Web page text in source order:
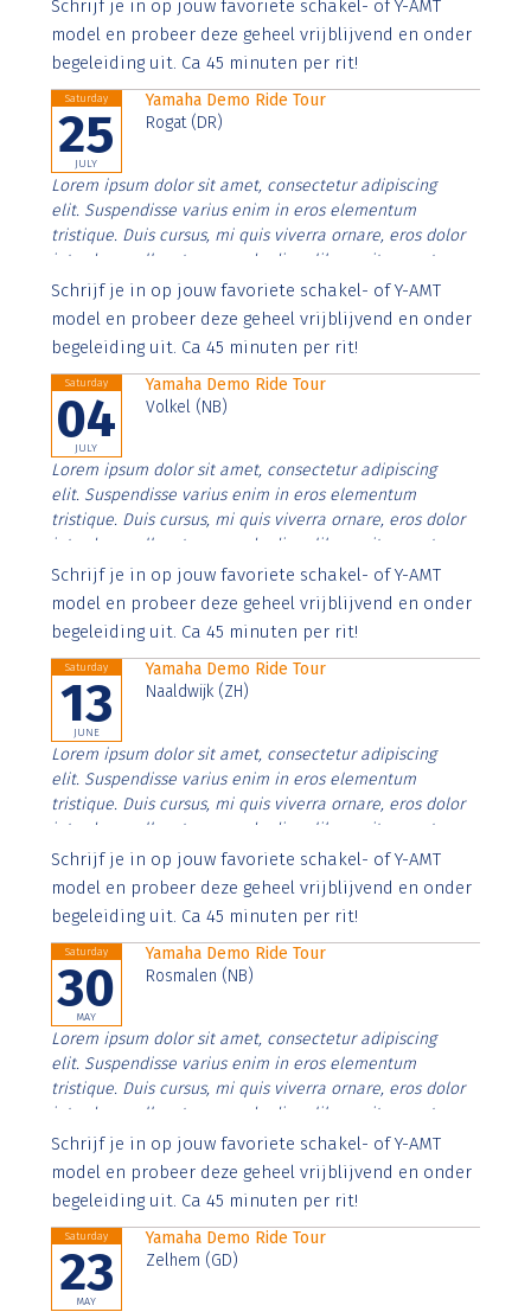
imperdiet. Nunc ut sem vitae risus tristique posuere.
Schrijf je in op jouw favoriete schakel- of Y-AMT
model en probeer deze geheel vrijblijvend en onder
begeleiding uit. Ca 45 minuten per rit!
Saturday
25
JULY
Yamaha Demo Ride Tour
Rogat (DR)
Lorem ipsum dolor sit amet, consectetur adipiscing
elit. Suspendisse varius enim in eros elementum
tristique. Duis cursus, mi quis viverra ornare, eros dolor
interdum nulla, ut commodo diam libero vitae erat.
Aenean faucibus nibh et justo cursus id rutrum lorem
imperdiet. Nunc ut sem vitae risus tristique posuere.
Schrijf je in op jouw favoriete schakel- of Y-AMT
model en probeer deze geheel vrijblijvend en onder
begeleiding uit. Ca 45 minuten per rit!
Saturday
04
JULY
Yamaha Demo Ride Tour
Volkel (NB)
Lorem ipsum dolor sit amet, consectetur adipiscing
elit. Suspendisse varius enim in eros elementum
tristique. Duis cursus, mi quis viverra ornare, eros dolor
interdum nulla, ut commodo diam libero vitae erat.
Aenean faucibus nibh et justo cursus id rutrum lorem
imperdiet. Nunc ut sem vitae risus tristique posuere.
Schrijf je in op jouw favoriete schakel- of Y-AMT
model en probeer deze geheel vrijblijvend en onder
begeleiding uit. Ca 45 minuten per rit!
Saturday
13
JUNE
Yamaha Demo Ride Tour
Naaldwijk (ZH)
Lorem ipsum dolor sit amet, consectetur adipiscing
elit. Suspendisse varius enim in eros elementum
tristique. Duis cursus, mi quis viverra ornare, eros dolor
interdum nulla, ut commodo diam libero vitae erat.
Aenean faucibus nibh et justo cursus id rutrum lorem
imperdiet. Nunc ut sem vitae risus tristique posuere.
Schrijf je in op jouw favoriete schakel- of Y-AMT
model en probeer deze geheel vrijblijvend en onder
begeleiding uit. Ca 45 minuten per rit!
Saturday
30
MAY
Yamaha Demo Ride Tour
Rosmalen (NB)
Lorem ipsum dolor sit amet, consectetur adipiscing
elit. Suspendisse varius enim in eros elementum
tristique. Duis cursus, mi quis viverra ornare, eros dolor
interdum nulla, ut commodo diam libero vitae erat.
Aenean faucibus nibh et justo cursus id rutrum lorem
imperdiet. Nunc ut sem vitae risus tristique posuere.
Schrijf je in op jouw favoriete schakel- of Y-AMT
model en probeer deze geheel vrijblijvend en onder
begeleiding uit. Ca 45 minuten per rit!
Saturday
23
MAY
Yamaha Demo Ride Tour
Zelhem (GD)